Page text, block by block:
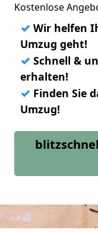
Kostenlose
✓ Wir helfen
Umzug geht!
✓ Schnell &
erhalten!
✓ Finden Sie
Umzug!